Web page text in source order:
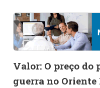
Valor: O preço do
guerra no Oriente